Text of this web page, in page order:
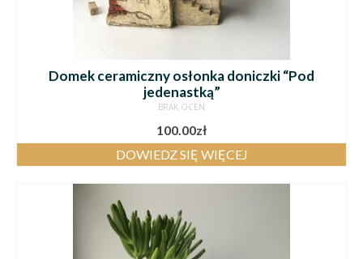
Domek ceramiczny osłonka doniczki “Pod
jedenastką”
BRAK OCEN
100.00zł
DOWIEDZ SIĘ WIĘCEJ